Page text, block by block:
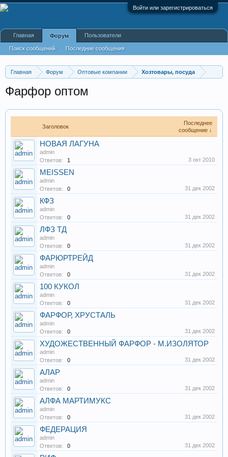
Войти или зарегистрироваться
Главная Форум Оптовые компании Хозтовары, посуда
Фарфор оптом
Заголовок
Последнее
сообщение ↓
НОВАЯ ЛАГУНА
admin
Ответов:
1 3 окт 2010
MEISSEN
admin
Ответов:
0 31 дек 2002
КФЗ
admin
Ответов:
0 31 дек 2002
ЛФЗ ТД
admin
Ответов:
0 31 дек 2002
ФАРЮРТРЕЙД
admin
Ответов:
0 31 дек 2002
100 КУКОЛ
admin
Ответов:
0 31 дек 2002
ФАРФОР, ХРУСТАЛЬ
admin
Ответов:
0 31 дек 2002
ХУДОЖЕСТВЕННЫЙ ФАРФОР - М.ИЗОЛЯТОР
admin
Ответов:
0 31 дек 2002
АЛАР
admin
Ответов:
0 31 дек 2002
АЛФА МАРТИМУКС
admin
Ответов:
0 31 дек 2002
ФЕДЕРАЦИЯ
admin
Ответов:
0 31 дек 2002
Главная Форум
Поиск сообщений Последние сообщения
Пользователи